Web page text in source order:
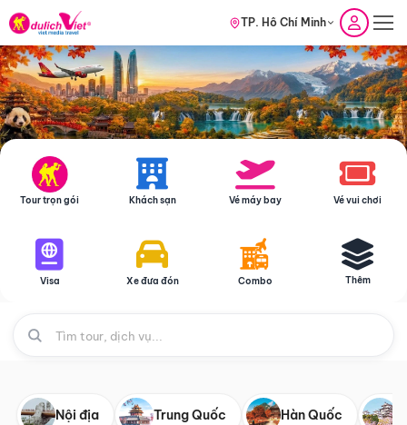
TP. Hồ Chí Minh
Tour trọn gói Khách sạn Vé máy bay Vé vui chơi
Visa Xe đưa đón Combo Thêm
Nội địa Trung Quốc Hàn Quốc